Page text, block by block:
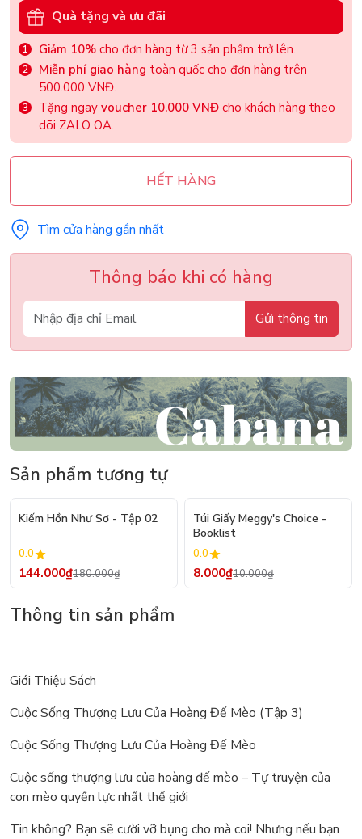
Quà tặng và ưu đãi
Giảm 10% cho đơn hàng từ 3 sản phẩm trở lên.
Miễn phí giao hàng toàn quốc cho đơn hàng trên
500.000 VNĐ.
Tặng ngay voucher 10.000 VNĐ cho khách hàng theo
dõi ZALO OA.
HẾT HÀNG
Tìm cửa hàng gần nhất
Thông báo khi có hàng
Gửi thông tin
Sản phẩm tương tự
- 20%
Kiếm Hồn Như Sơ - Tập 02
0.0
144.000₫180.000₫
Túi Giấy Meggy's Choice -
Booklist
0.0
8.000₫10.000₫
Thông tin sản phẩm
Giới Thiệu Sách
Cuộc Sống Thượng Lưu Của Hoàng Đế Mèo (Tập 3)
Cuộc Sống Thượng Lưu Của Hoàng Đế Mèo
Cuộc sống thượng lưu của hoàng đế mèo – Tự truyện của
con mèo quyền lực nhất thế giới
Tin không? Bạn sẽ cười vỡ bụng cho mà coi! Nhưng nếu bạn